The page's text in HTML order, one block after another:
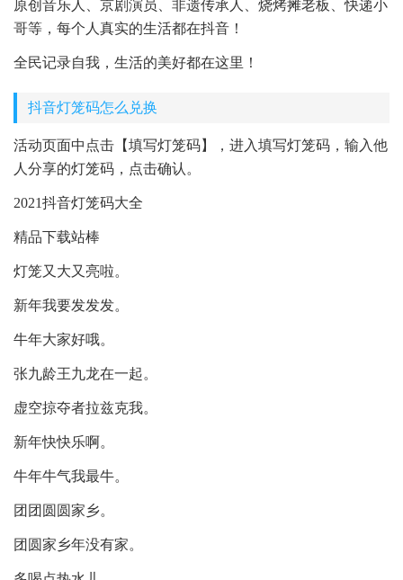
原创音乐人、京剧演员、非遗传承人、烧烤摊老板、快递小
哥等，每个人真实的生活都在抖音！
全民记录自我，生活的美好都在这里！
抖音灯笼码怎么兑换
活动页面中点击【填写灯笼码】，进入填写灯笼码，输入他
人分享的灯笼码，点击确认。
2021抖音灯笼码大全
精品下载站棒
灯笼又大又亮啦。
新年我要发发发。
牛年大家好哦。
张九龄王九龙在一起。
虚空掠夺者拉兹克我。
新年快快乐啊。
牛年牛气我最牛。
团团圆圆家乡。
团圆家乡年没有家。